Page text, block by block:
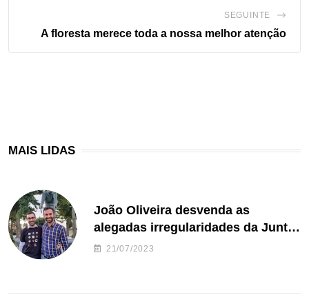
SEGUINTE
A floresta merece toda a nossa melhor atenção
MAIS LIDAS
João Oliveira desvenda as
alegadas irregularidades da Junta
de Freguesia S. João de Ver
21/07/2023